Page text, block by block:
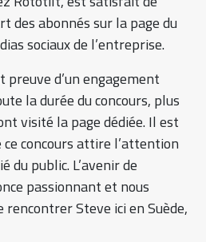
des abonnés sur la page du
sociaux de l’entreprise.
d’un engagement
la durée du concours, plus
visité la page dédiée. Il est
concours attire l’attention
du public. L’avenir de
passionnant et nous
Steve ici en Suède,